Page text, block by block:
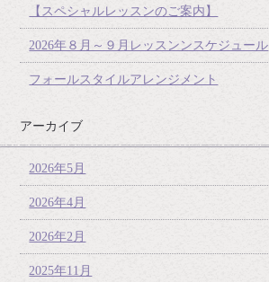
【スペシャルレッスンのご案内】
2026年８月～９月レッスンンスケジュール
フォールスタイルアレンジメント
アーカイブ
2026年5月
2026年4月
2026年2月
2025年11月